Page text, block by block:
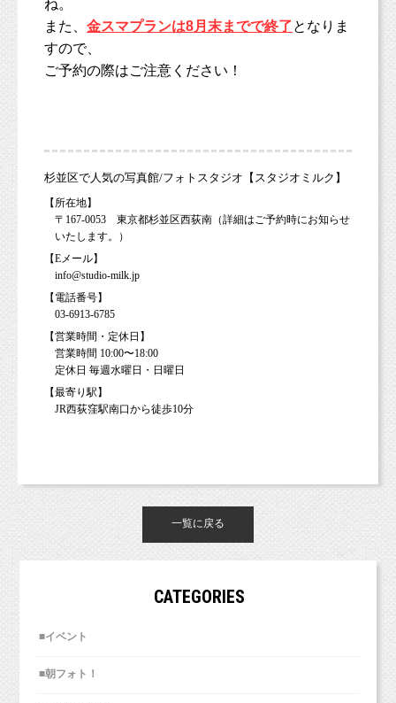
ね。
また、 金スマプランは8月末までで終了となりま
すので、
ご予約の際はご注意ください！
杉並区で人気の写真館/フォトスタジオ【スタジオミルク】
【所在地】
〒167-0053 東京都杉並区西荻南（詳細はご予約時にお知らせ
いたします。）
【Eメール】
info@studio-milk.jp
【電話番号】
03-6913-6785
【営業時間・定休日】
営業時間 10:00〜18:00
定休日 毎週水曜日・日曜日
【最寄り駅】
JR西荻窪駅南口から徒歩10分
一覧に戻る
CATEGORIES
■イベント
■朝フォト！